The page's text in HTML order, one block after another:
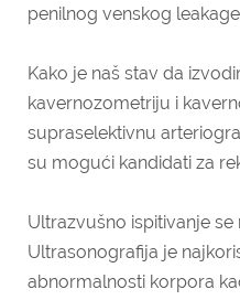
penilnog venskog
Kako je naš stav da
kavernozometriju i
supraselektivnu
su mogući kandidati za
Ultrazvušno ispitivanje se
Ultrasonografija je
abnormalnosti korpora